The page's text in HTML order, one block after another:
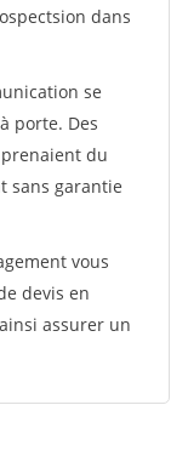
dans
se
porte. Des
du
sans garantie
vous
devis en
assurer un